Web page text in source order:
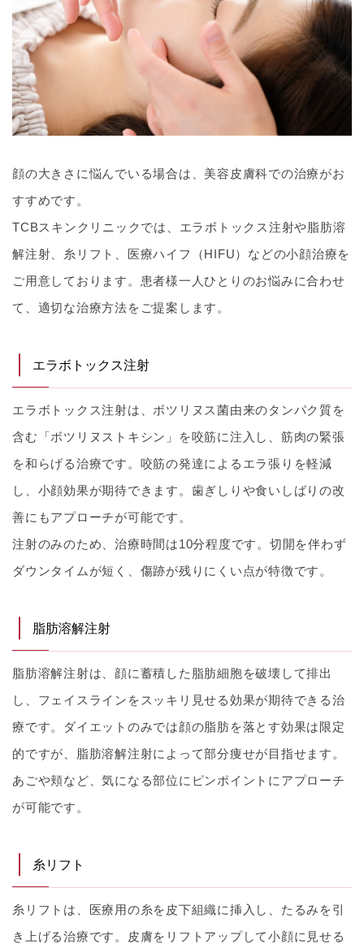
顔の大きさに悩んでいる場合は、美容皮膚科での治療がお
すすめです。
TCBスキンクリニックでは、エラボトックス注射や脂肪溶
解注射、糸リフト、医療ハイフ（HIFU）などの小顔治療を
ご用意しております。患者様一人ひとりのお悩みに合わせ
て、適切な治療方法をご提案します。
エラボトックス注射
エラボトックス注射は、ボツリヌス菌由来のタンパク質を
含む「ボツリヌストキシン」を咬筋に注入し、筋肉の緊張
を和らげる治療です。咬筋の発達によるエラ張りを軽減
し、小顔効果が期待できます。歯ぎしりや食いしばりの改
善にもアプローチが可能です。
注射のみのため、治療時間は10分程度です。切開を伴わず
ダウンタイムが短く、傷跡が残りにくい点が特徴です。
脂肪溶解注射
脂肪溶解注射は、顔に蓄積した脂肪細胞を破壊して排出
し、フェイスラインをスッキリ見せる効果が期待できる治
療です。ダイエットのみでは顔の脂肪を落とす効果は限定
的ですが、脂肪溶解注射によって部分痩せが目指せます。
あごや頬など、気になる部位にピンポイントにアプローチ
が可能です。
糸リフト
糸リフトは、医療用の糸を皮下組織に挿入し、たるみを引
き上げる治療です。皮膚をリフトアップして小顔に見せる